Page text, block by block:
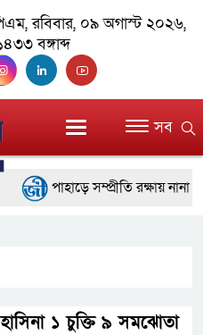
, রবিবার, ০৯ অগাস্ট ২০২৬,
বঙ্গাব্দ
সব
পাহাড়ে সম্প্রীতি রক্ষায় নানা
হাসিনা ১ চুক্তি ৯ সমঝোতা